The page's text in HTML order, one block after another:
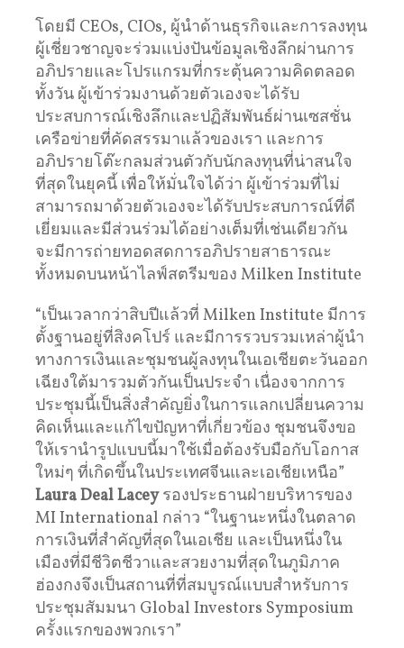
โดยมี CEOs, CIOs, ผู้นำด้านธุรกิจและการลงทุน
ผู้เชี่ยวชาญจะร่วมแบ่งปันข้อมูลเชิงลึกผ่านการ
อภิปรายและโปรแกรมที่กระตุ้นความคิดตลอด
ทั้งวัน ผู้เข้าร่วมงานด้วยตัวเองจะได้รับ
ประสบการณ์เชิงลึกและปฏิสัมพันธ์ผ่านเซสชั่น
เครือข่ายที่คัดสรรมาแล้วของเรา และการ
อภิปรายโต๊ะกลมส่วนตัวกับนักลงทุนที่น่าสนใจ
ที่สุดในยุคนี้ เพื่อให้มั่นใจได้ว่า ผู้เข้าร่วมที่ไม่
สามารถมาด้วยตัวเองจะได้รับประสบการณ์ที่ดี
เยี่ยมและมีส่วนร่วมได้อย่างเต็มที่เช่นเดียวกัน
จะมีการถ่ายทอดสดการอภิปรายสาธารณะ
ทั้งหมดบนหน้าไลฟ์สตรีมของ Milken Institute
“เป็นเวลากว่าสิบปีแล้วที่ Milken Institute มีการ
ตั้งฐานอยู่ที่สิงคโปร์ และมีการรวบรวมเหล่าผู้นำ
ทางการเงินและชุมชนผู้ลงทุนในเอเชียตะวันออก
เฉียงใต้มารวมตัวกันเป็นประจำ เนื่องจากการ
ประชุมนี้เป็นสิ่งสำคัญยิ่งในการแลกเปลี่ยนความ
คิดเห็นและแก้ไขปัญหาที่เกี่ยวข้อง ชุมชนจึงขอ
ให้เรานำรูปแบบนี้มาใช้เมื่อต้องรับมือกับโอกาส
ใหม่ๆ ที่เกิดขึ้นในประเทศจีนและเอเชียเหนือ”
Laura Deal Laceyรองประธานฝ่ายบริหารของ
MI International กล่าว “ในฐานะหนึ่งในตลาด
การเงินที่สำคัญที่สุดในเอเชีย และเป็นหนึ่งใน
เมืองที่มีชีวิตชีวาและสวยงามที่สุดในภูมิภาค
ฮ่องกงจึงเป็นสถานที่ที่สมบูรณ์แบบสำหรับการ
ประชุมสัมมนา Global Investors Symposium
ครั้งแรกของพวกเรา”